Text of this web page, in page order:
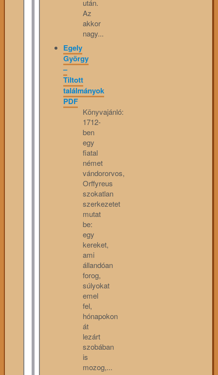
után.
Az
akkor
nagy...
Egely
György
–
Tiltott
találmányok
PDF
Könyvajánló:
1712-
ben
egy
fiatal
német
vándororvos,
Orffyreus
szokatlan
szerkezetet
mutat
be:
egy
kereket,
ami
állandóan
forog,
súlyokat
emel
fel,
hónapokon
át
lezárt
szobában
is
mozog,...